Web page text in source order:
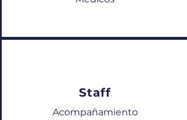
Staff
Acompañamiento